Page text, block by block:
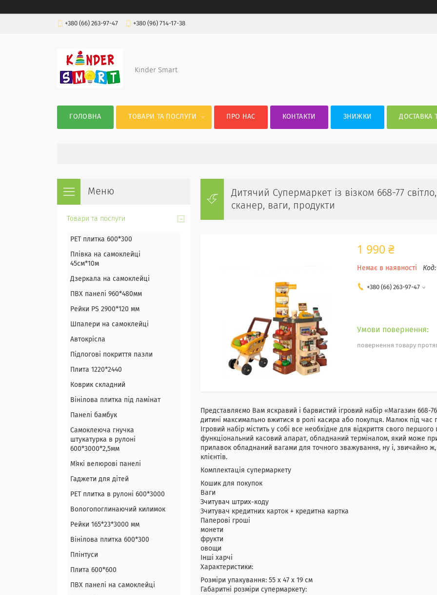
+380 (66) 263-97-47 +380 (96) 714-17-38
Kinder Smart
ГОЛОВНА ТОВАРИ ТА ПОСЛУГИ ПРО НАС КОНТАКТИ ЗНИЖКИ ДОСТАВКА
Дитячий Супермаркет із візком 668-77
сканер, ваги, продукти
1 990 ₴
Немає в наявності
+380 (66) 263-97-47
повернення товару
Представляємо Вам яскравий і барвистий ігровий набір «Магазин 668-
дитині максимально вжитися в ролі касира або покупця. Малюк під час
Ігровий набір містить у собі все необхідне для відкриття свого
функціональний касовий апарат, обладнаний терміналом, який може
прилавок обладнаний вагами для точного зважування, ну і, звичайно
клієнтів.
Комплектація супермаркету
Кошик для покупок
Ваги
Зчитувач штрих-коду
Зчитувач кредитних карток + кредитна картка
Паперові гроші
монети
фрукти
овощи
Інші харчі
Характеристики:
Розміри упакування: 55 х 47 х 19 см
Габаритні розміри супермаркету:
Товари та послуги
PET плитка 600*300
Плівка на самоклейці
45см*10м
Дзеркала на самоклейці
ПВХ панелі 960*480мм
Рейки PS 2900*120 мм
Шпалери на самоклейці
Автокрісла
Підлогові покриття пазли
Плита 1220*2440
Коврик складний
Вінілова плитка під ламінат
Панелі бамбук
Самоклеюча гнучка
штукатурка в рулоні
600*3000*2,5мм
Мʼякі велюрові панелі
Гаджети для дітей
PET плитка в рулоні 600*3000
Вологопоглинаючий килимок
Рейки 165*23*3000 мм
Вінілова плитка 600*300
Плінтуси
Плита 600*600
ПВХ панелі на самоклейці